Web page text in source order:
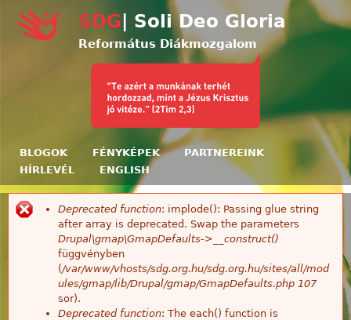
Ugrás a tartalomra
SDG | Soli Deo Gloria
Református Diákmozgalom
BLOGOK FÉNYKÉPEK
PARTNEREINK
HÍRLEVÉL
ENGLISH
Hibaüzenet
Deprecated function: implode(): Passing glue string
after array is deprecated. Swap the parameters
Drupal\gmap\GmapDefaults->__construct()
függvényben
(/var/www/vhosts/sdg.org.hu/sdg.org.hu/sites/all/mod
ules/gmap/lib/Drupal/gmap/GmapDefaults.php 107
sor).
Deprecated function: The each() function is